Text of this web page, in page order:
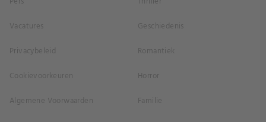
Vacatures
Privacybeleid
Cookievoorkeuren
Algemene Voorwaarden
Geschiedenis
Romantiek
Horror
Familie